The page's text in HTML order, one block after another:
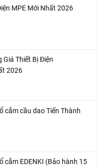
MPE Mới Nhất 2026
Giá Thiết Bị Điện
2026
cắm cầu dao Tiến Thành
cắm EDENKI (Bảo hành 15